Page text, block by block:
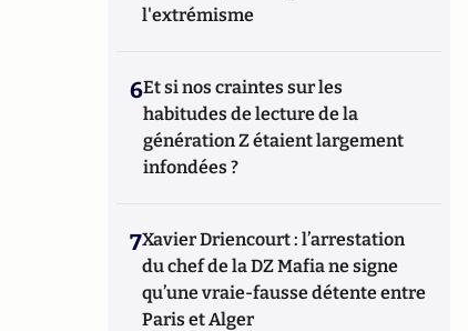
l'extrémisme
6Et si nos craintes sur les
habitudes de lecture de la
génération Z étaient largement
infondées ?
7Xavier Driencourt : l’arrestation
du chef de la DZ Mafia ne signe
qu’une vraie-fausse détente entre
Paris et Alger